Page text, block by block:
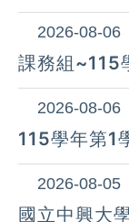
所
SEMESTER)
2026-08-06
課務組~115
學詳閱並配
2026-08-06
115學年第1
115年9月11
2026-08-05
國立中興大學